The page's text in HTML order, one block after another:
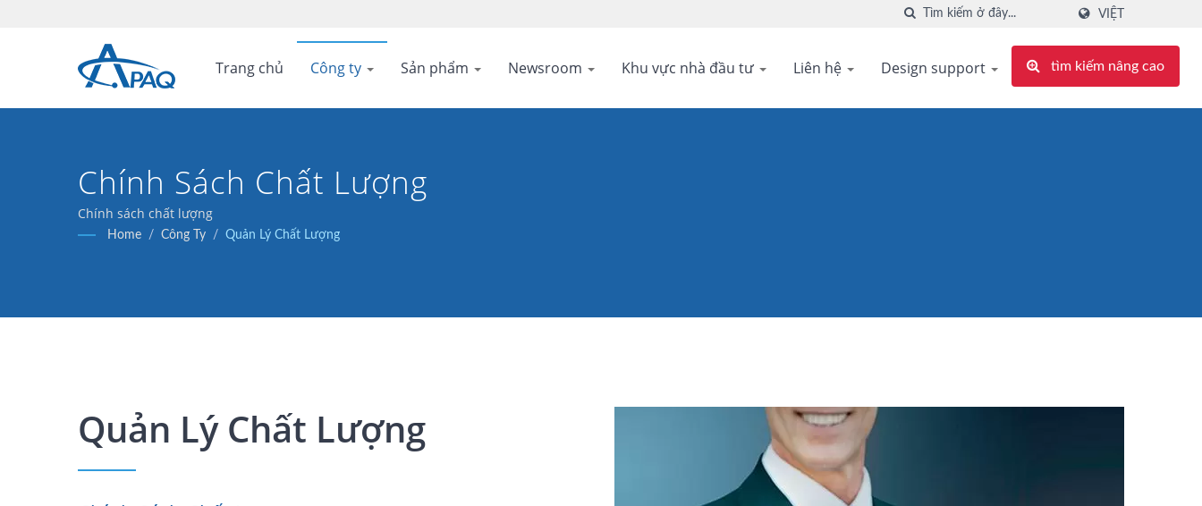
VIỆT
Trang chủ Công ty Sản phẩm Newsroom Khu vực nhà đầu tư Liên hệ Design support tìm kiếm nâng cao
Chính Sách Chất Lượng
Chính sách chất lượng
Home / Công Ty / Quản Lý Chất Lượng
Quản Lý Chất Lượng